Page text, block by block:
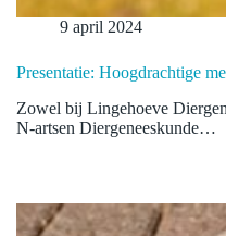
9 april 2024
Presentatie: Hoogdrachtige
Zowel bij Lingehoeve
N-artsen Diergeneeskunde…